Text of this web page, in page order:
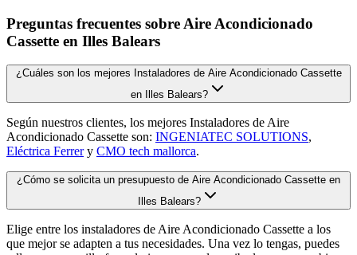
Preguntas frecuentes sobre Aire Acondicionado
Cassette en Illes Balears
¿Cuáles son los mejores Instaladores de Aire Acondicionado Cassette
en Illes Balears?
Según nuestros clientes, los mejores Instaladores de Aire
Acondicionado Cassette son: INGENIATEC SOLUTIONS,
Eléctrica Ferrery CMO tech mallorca.
¿Cómo se solicita un presupuesto de Aire Acondicionado Cassette en
Illes Balears?
Elige entre los instaladores de Aire Acondicionado Cassette a los
que mejor se adapten a tus necesidades. Una vez lo tengas, puedes